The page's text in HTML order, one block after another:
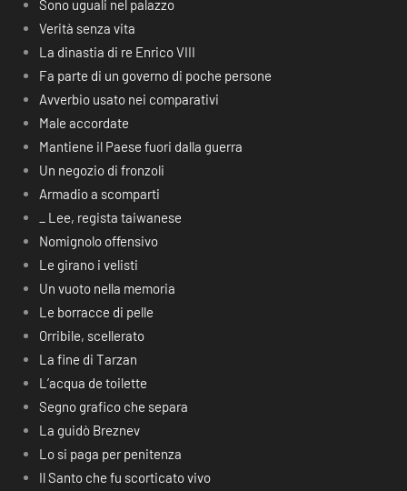
Sono uguali nel palazzo
Verità senza vita
La dinastia di re Enrico VIII
Fa parte di un governo di poche persone
Avverbio usato nei comparativi
Male accordate
Mantiene il Paese fuori dalla guerra
Un negozio di fronzoli
Armadio a scomparti
_ Lee, regista taiwanese
Nomignolo offensivo
Le girano i velisti
Un vuoto nella memoria
Le borracce di pelle
Orribile, scellerato
La fine di Tarzan
L’acqua de toilette
Segno grafico che separa
La guidò Breznev
Lo si paga per penitenza
Il Santo che fu scorticato vivo